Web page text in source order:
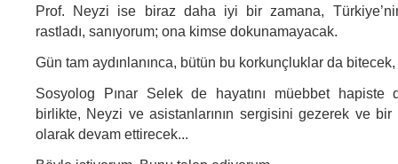
Prof. Neyzi ise biraz daha iyi bir zamana,
rastladı, sanıyorum; ona kimse dokunamayacak.
Gün tam aydınlanınca, bütün bu korkunçluklar da
Sosyolog Pınar Selek de hayatını müebbet
birlikte, Neyzi ve asistanlarının sergisini gezerek ve bir
olarak devam ettirecek...